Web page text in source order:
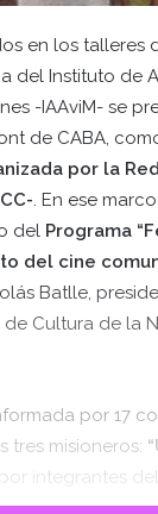
en los talleres
del Instituto de
-IAAviM- se
de CABA,
por la
. En ese
del Programa
del cine
Batlle,
Cultura de la
por 17
tres misioneros:
integrantes
que busca